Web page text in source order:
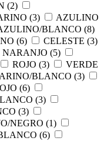
(2)
(3)
AZULINO
BLANCO (8)
(6)
CELESTE (3)
NARANJO (5)
ROJO (3)
VERDE
BLANCO (3)
(6)
(3)
(3)
NEGRO (1)
(6)